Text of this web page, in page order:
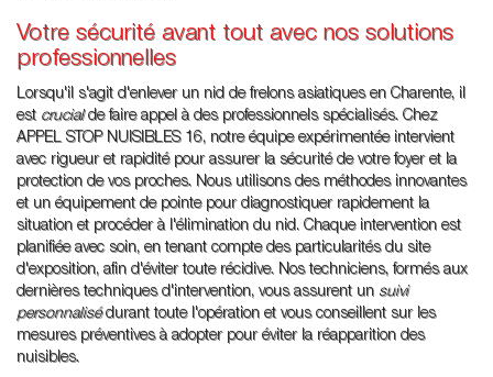
Votre sécurité avant tout avec nos solutions
professionnelles
Lorsqu'il s'agit d'enlever un nid de frelons asiatiques en Charente, il
est crucialde faire appel à des professionnels spécialisés. Chez
APPEL STOP NUISIBLES 16, notre équipe expérimentée intervient
avec rigueur et rapidité pour assurer la sécurité de votre foyer et la
protection de vos proches. Nous utilisons des méthodes innovantes
et un équipement de pointe pour diagnostiquer rapidement la
situation et procéder à l'élimination du nid. Chaque intervention est
planifiée avec soin, en tenant compte des particularités du site
d'exposition, afin d'éviter toute récidive. Nos techniciens, formés aux
dernières techniques d'intervention, vous assurent un suivi
personnalisédurant toute l'opération et vous conseillent sur les
mesures préventives à adopter pour éviter la réapparition des
nuisibles.